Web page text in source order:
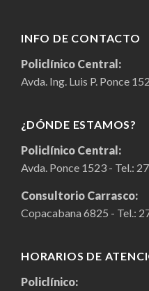
INFO DE CONTACTO
Policlínico Central:
Avda. Ing. Luis P. Ponce
¿DÓNDE ESTAMOS?
Policlínico Central:
Avda. Ponce 1523 - Tel.:
Consultorio Carrasco:
Copacabana 6825 - Tel.:
HORARIOS DE
Policlínico: